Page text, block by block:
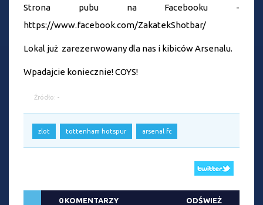
Strona pubu na Facebooku -
https://www.facebook.com/ZakatekShotbar/
Lokal już zarezerwowany dla nas i kibiców Arsenalu.
Wpadajcie koniecznie! COYS!
Źródło: -
zlot tottenham hotspur arsenal fc
0 KOMENTARZY ODŚWIEŻ